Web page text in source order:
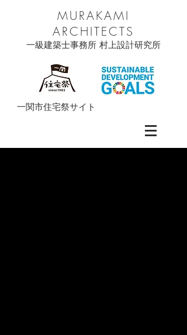
一級建築士事務所 村上設計研究所
MURAKAMI
ARCHITECTS
一関市住宅祭サイト